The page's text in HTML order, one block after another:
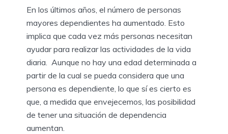
En los últimos años, el número de personas
mayores dependientes ha aumentado. Esto
implica que cada vez más personas necesitan
ayudar para realizar las actividades de la vida
diaria. Aunque no hay una edad determinada a
partir de la cual se pueda considera que una
persona es dependiente, lo que sí es cierto es
que, a medida que envejecemos, las posibilidad
de tener una situación de dependencia
aumentan.